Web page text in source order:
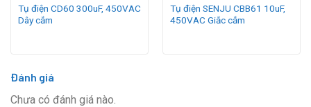
Tụ điện CD60 300uF, 450VAC
Dây cắm
Tụ điện SENJU CBB61 10uF,
450VAC Giắc cắm
Đánh giá
Chưa có đánh giá nào.